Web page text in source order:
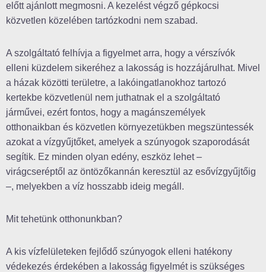
előtt ajánlott megmosni. A kezelést végző gépkocsi
közvetlen közelében tartózkodni nem szabad.
A szolgáltató felhívja a figyelmet arra, hogy a vérszívók
elleni küzdelem sikeréhez a lakosság is hozzájárulhat. Mivel
a házak közötti területre, a lakóingatlanokhoz tartozó
kertekbe közvetlenül nem juthatnak el a szolgáltató
járművei, ezért fontos, hogy a magánszemélyek
otthonaikban és közvetlen környezetükben megszüntessék
azokat a vízgyűjtőket, amelyek a szúnyogok szaporodását
segítik. Ez minden olyan edény, eszköz lehet –
virágcseréptől az öntözőkannán keresztül az esővízgyűjtőig
–, melyekben a víz hosszabb ideig megáll.
Mit tehetünk otthonunkban?
A kis vízfelületeken fejlődő szúnyogok elleni hatékony
védekezés érdekében a lakosság figyelmét is szükséges